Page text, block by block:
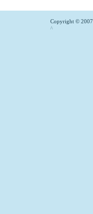
Copyright © 2007
^